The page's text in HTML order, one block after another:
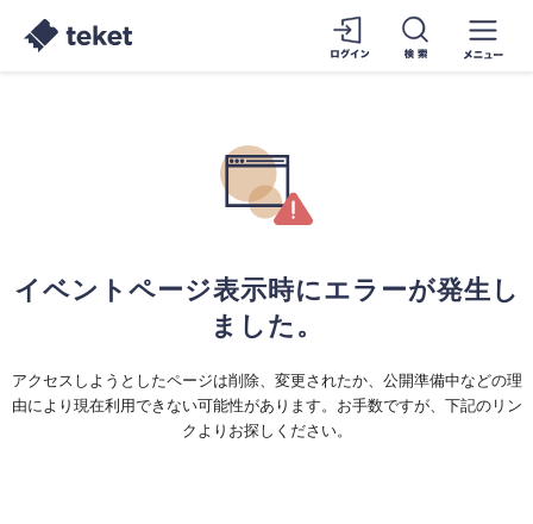
イベントページ表示時にエラーが発生し
ました。
アクセスしようとしたページは削除、変更されたか、公開準備中などの理
由により現在利用できない可能性があります。お手数ですが、下記のリン
クよりお探しください。